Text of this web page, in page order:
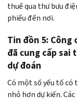
thuế qua thư bưu
phiếu đến nơi.
Tin đồn 5:
đã cung cấp
dự đoán
Có một số yếu tố
nhỏ hơn dự kiến.